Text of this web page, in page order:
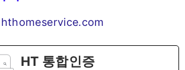
HT 통합인증